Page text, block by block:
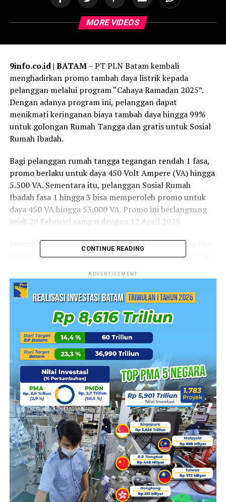
MORE VIDEOS
9info.co.id | BATAM– PT PLN Batam kembali
menghadirkan promo tambah daya listrik kepada
pelanggan melalui program “Cahaya Ramadan 2025”.
Dengan adanya program ini, pelanggan dapat
menikmati keringanan biaya tambah daya hingga 99%
untuk golongan Rumah Tangga dan gratis untuk Sosial
Rumah Ibadah.
Bagi pelanggan rumah tangga tegangan rendah 1 fasa,
promo berlaku untuk daya 450 Volt Ampere (VA) hingga
5.500 VA. Sementara itu, pelanggan Sosial Rumah
Ibadah fasa 1 hingga 3 bisa memperoleh promo untuk
daya 450 VA hingga 53.000 VA. Promo ini berlangsung
sejak 20 Februari sampai dengan 12 April 2025.
Menurut Direktur Bisnis dan Pengembangan Usaha PLN
Batam, Khairullah, program “Cahaya Ramadan 2025” ini
pelanggan serta komitmen PLN Batam dalam
memberikan kemudahan kepada masyarakat guna
memenuhi kebutuhan listrik, khususnya pada
momentum bulan suci.
“Pada bulan Ramadan hingga Idulfitri, kebutuhan listrik
masyarakat cenderung meningkat. Dengan hadirnya
promo tambah daya dari PLN Batam, kami berharap
pelanggan dapat beribadah dengan semakin nyaman.
Semoga melalui program ini, PLN Batam dapat memberi
manfaat yang semakin nyata bagi masyarakat,” papar
Khairullah.
Ia juga menerangkan, sebagai gambaran untuk golongan
Rumah Tangga, misalnya terdapat pelanggan dengan
daya 900 VA yang ingin melakukan naik daya ke 2.200
VA. Jika pada kondisi normal pelanggan tersebut harus
menyiapkan Rp1.560.000, kini cukup membayar
Rp144.600 ditambah Uang Jaminan Layanan (UJL)
CONTINUE READING
ADVERTISEMENT